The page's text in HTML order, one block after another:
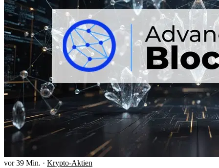
vor 39 Min. · Krypto-Aktien